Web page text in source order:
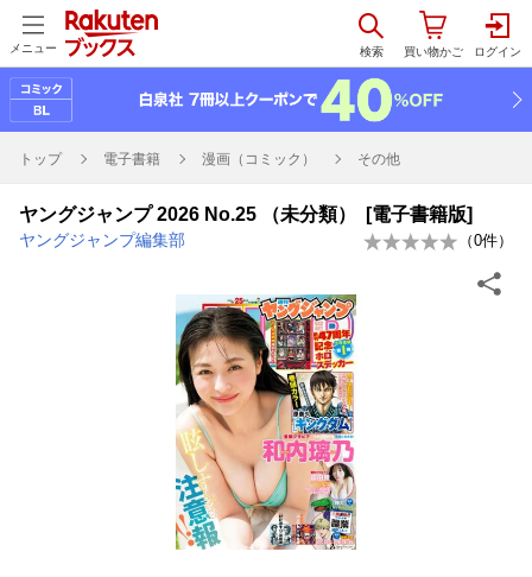
メニュー
トップ 電子書籍 漫画（コミック） その他
ヤングジャンプ 2026 No.25 （未分類） [電子書籍版]
ヤングジャンプ編集部 （0件）